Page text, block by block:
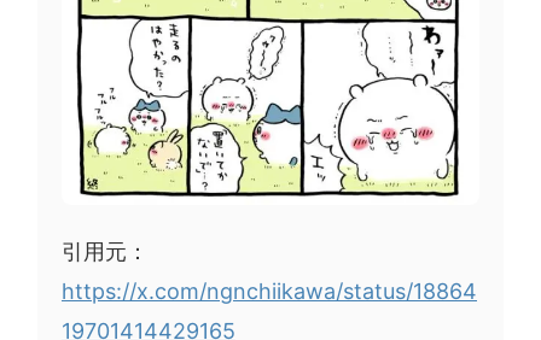
引用元：
https://x.com/ngnchiikawa/status/18864
19701414429165